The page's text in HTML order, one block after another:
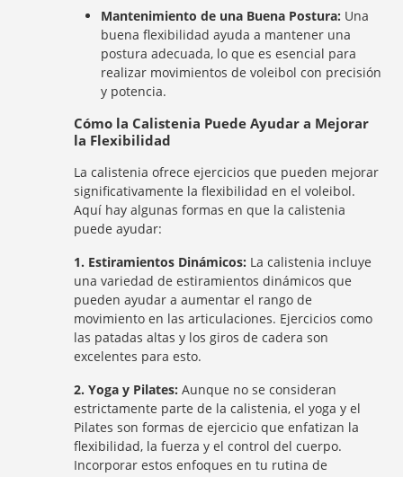
Mantenimiento de una Buena Postura: Una
buena flexibilidad ayuda a mantener una
postura adecuada, lo que es esencial para
realizar movimientos de voleibol con precisión
y potencia.
Cómo la Calistenia Puede Ayudar a Mejorar
la Flexibilidad
La calistenia ofrece ejercicios que pueden mejorar
significativamente la flexibilidad en el voleibol.
Aquí hay algunas formas en que la calistenia
puede ayudar:
1. Estiramientos Dinámicos: La calistenia incluye
una variedad de estiramientos dinámicos que
pueden ayudar a aumentar el rango de
movimiento en las articulaciones. Ejercicios como
las patadas altas y los giros de cadera son
excelentes para esto.
2. Yoga y Pilates: Aunque no se consideran
estrictamente parte de la calistenia, el yoga y el
Pilates son formas de ejercicio que enfatizan la
flexibilidad, la fuerza y el control del cuerpo.
Incorporar estos enfoques en tu rutina de